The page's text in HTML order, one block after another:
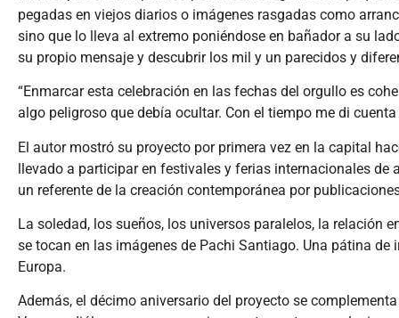
pegadas en viejos diarios o imágenes rasgadas como
sino que lo lleva al extremo poniéndose en bañador a su
su propio mensaje y descubrir los mil y un parecidos y
“Enmarcar esta celebración en las fechas del orgullo es
algo peligroso que debía ocultar. Con el tiempo me di
El autor mostró su proyecto por primera vez en la capital
llevado a participar en festivales y ferias internacionales de
un referente de la creación contemporánea por
La soledad, los sueños, los universos paralelos, la relación
se tocan en las imágenes de Pachi Santiago. Una pátina
Europa.
Además, el décimo aniversario del proyecto se